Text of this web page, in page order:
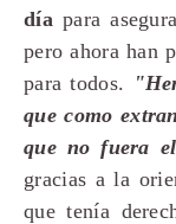
día para
pero ahora han
para todos.
que como
que no fuera
gracias a la
que tenía